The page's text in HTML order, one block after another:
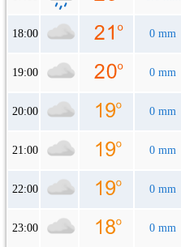
18:00 0 mm
19:00 0 mm
20:00 0 mm
21:00 0 mm
22:00 0 mm
23:00 0 mm